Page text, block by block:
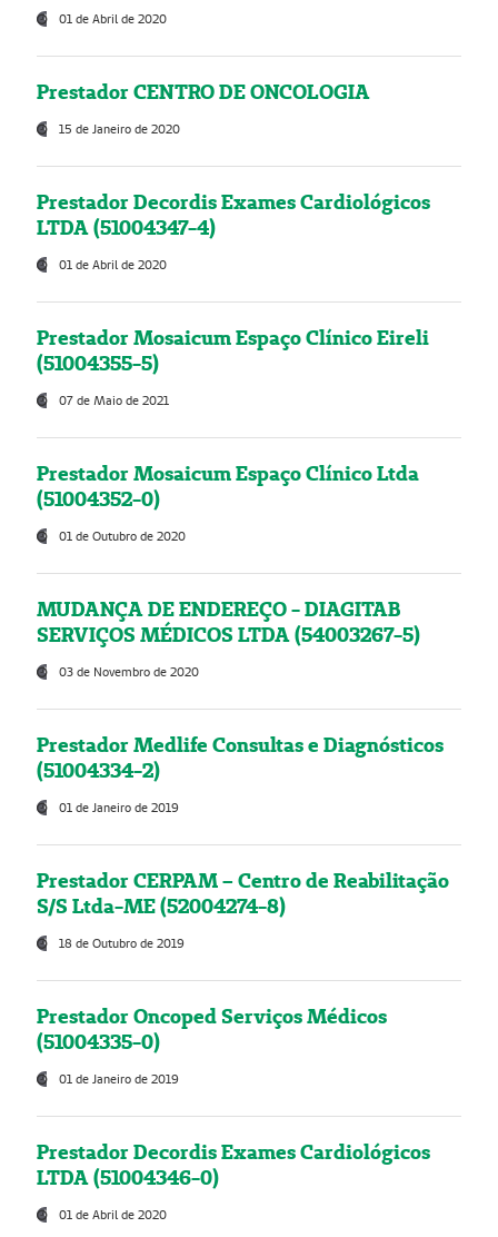
01 de Abril de 2020
Prestador CENTRO DE ONCOLOGIA
15 de Janeiro de 2020
Prestador Decordis Exames Cardiológicos
LTDA (51004347-4)
01 de Abril de 2020
Prestador Mosaicum Espaço Clínico Eireli
(51004355-5)
07 de Maio de 2021
Prestador Mosaicum Espaço Clínico Ltda
(51004352-0)
01 de Outubro de 2020
MUDANÇA DE ENDEREÇO - DIAGITAB
SERVIÇOS MÉDICOS LTDA (54003267-5)
03 de Novembro de 2020
Prestador Medlife Consultas e Diagnósticos
(51004334-2)
01 de Janeiro de 2019
Prestador CERPAM – Centro de Reabilitação
S/S Ltda-ME (52004274-8)
18 de Outubro de 2019
Prestador Oncoped Serviços Médicos
(51004335-0)
01 de Janeiro de 2019
Prestador Decordis Exames Cardiológicos
LTDA (51004346-0)
01 de Abril de 2020